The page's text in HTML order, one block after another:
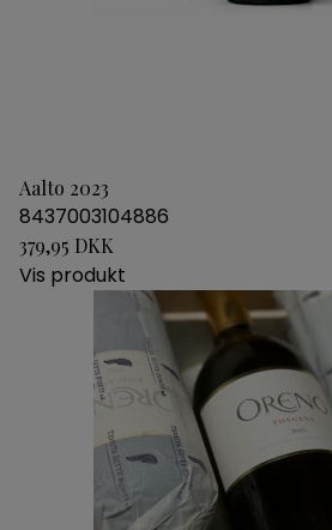
Aalto 2023
8437003104886
379,95 DKK
Vis produkt